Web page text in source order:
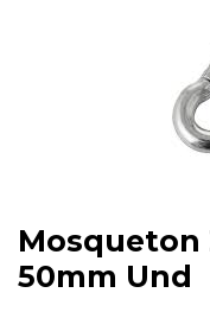
Mosqueton
50mm Und